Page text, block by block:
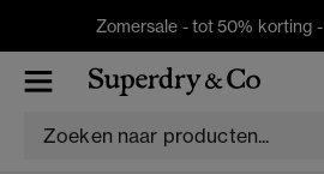
Zomersale - tot 50% korting -